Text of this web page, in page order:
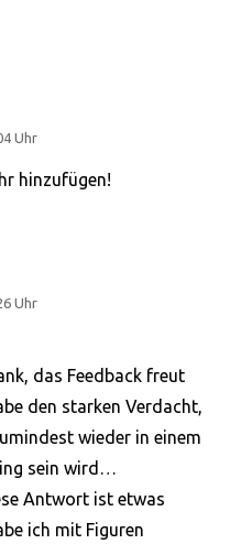
Uhr
hinzufügen!
Uhr
das Feedback freut
den starken Verdacht,
wieder in einem
sein wird…
Antwort ist etwas
ich mit Figuren